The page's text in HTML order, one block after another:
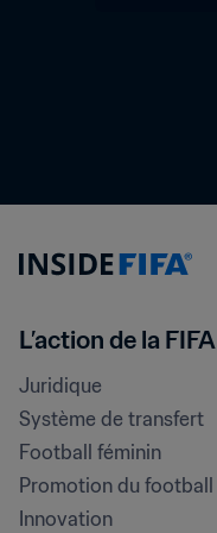
L’action de la FIFA
Juridique
Système de transfert
Football féminin
Promotion du football
Innovation